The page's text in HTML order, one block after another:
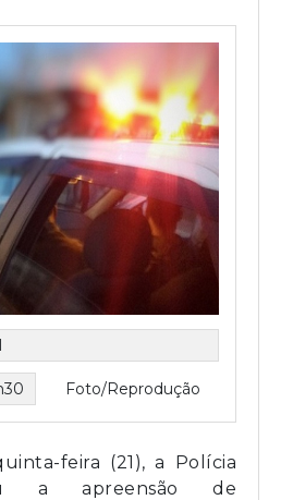
Foto/Reprodução
feira (21), a Polícia
a apreensão de